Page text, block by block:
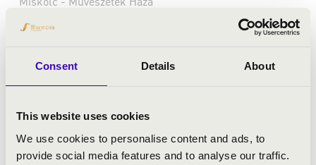
Consent Details About
This website uses cookies
We use cookies to personalise content and ads, to
provide social media features and to analyse our traffic.
ROMANTIKUS EST
Bérlet:
Filharmónia bérlet - Miskolc
Felnőtt bérletek